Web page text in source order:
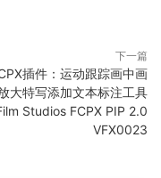
下一篇
插件：运动跟踪画中画
大特写添加文本标注工具
Studios FCPX PIP 2.0
VFX0023